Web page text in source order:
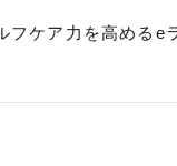
フケア力を高めるe